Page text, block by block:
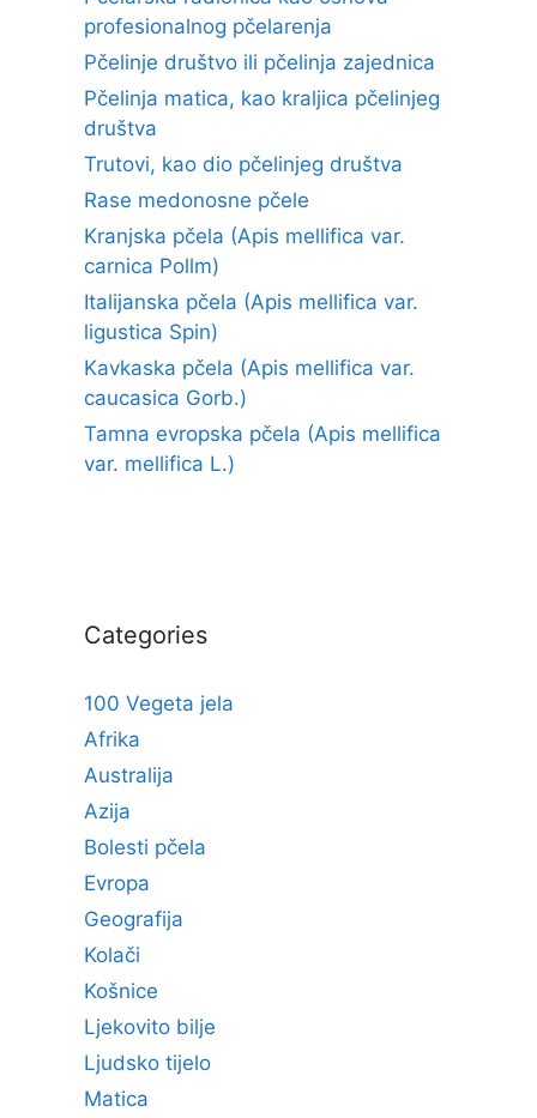
profesionalnog pčelarenja
Pčelinje društvo ili pčelinja zajednica
Pčelinja matica, kao kraljica pčelinjeg
društva
Trutovi, kao dio pčelinjeg društva
Rase medonosne pčele
Kranjska pčela (Apis mellifica var.
carnica Pollm)
Italijanska pčela (Apis mellifica var.
ligustica Spin)
Kavkaska pčela (Apis mellifica var.
caucasica Gorb.)
Tamna evropska pčela (Apis mellifica
var. mellifica L.)
Categories
100 Vegeta jela
Afrika
Australija
Azija
Bolesti pčela
Evropa
Geografija
Kolači
Košnice
Ljekovito bilje
Ljudsko tijelo
Matica